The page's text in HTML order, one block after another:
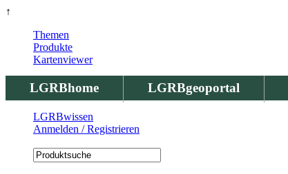
↑
LGRBhome LGRBgeoportal
Themen
Produkte
Kartenviewer
LGRBwissen
Anmelden / Registrieren